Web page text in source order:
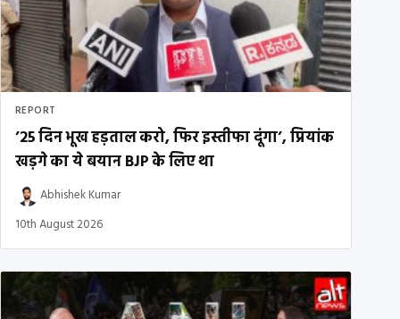
REPORT
’25 दिन भूख हड़ताल करो, फिर इस्तीफा दूंगा’, प्रियांक
खड़गे का ये बयान BJP के लिए था
Abhishek Kumar
10th August 2026